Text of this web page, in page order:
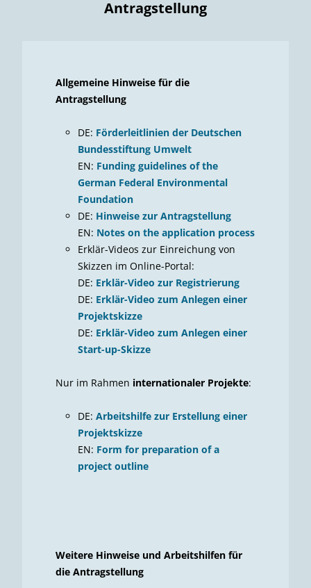
Antragstellung
Allgemeine Hinweise für die
Antragstellung
DE: Förderleitlinien der Deutschen
Bundesstiftung Umwelt
EN: Funding guidelines of the
German Federal Environmental
Foundation
DE: Hinweise zur Antragstellung
EN: Notes on the application process
Erklär-Videos zur Einreichung von
Skizzen im Online-Portal:
DE: Erklär-Video zur Registrierung
DE: Erklär-Video zum Anlegen einer
Projektskizze
DE: Erklär-Video zum Anlegen einer
Start-up-Skizze
Nur im Rahmen internationaler Projekte:
DE: Arbeitshilfe zur Erstellung einer
Projektskizze
EN: Form for preparation of a
project outline
Weitere Hinweise und Arbeitshilfen für
die Antragstellung